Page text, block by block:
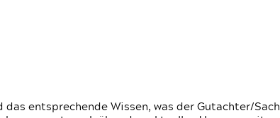
entsprechende Wissen, was der Gutachter/